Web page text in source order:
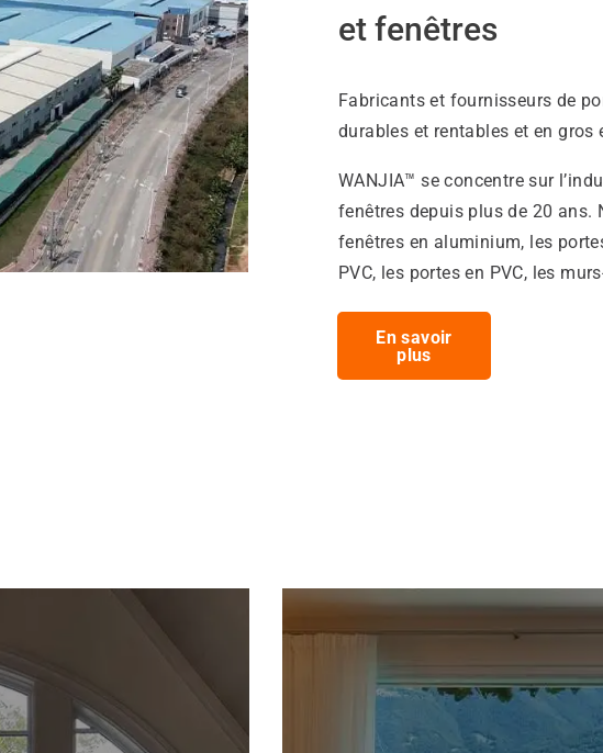
et fenêtres
Fabricants et fournisseurs de
durables et rentables et en gros
WANJIA™ se concentre sur
fenêtres depuis plus de 20
fenêtres en aluminium, les
PVC, les portes en PVC, les
En savoir
plus